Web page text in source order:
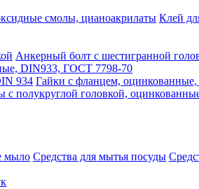
смолы, цианоакрилаты Клей
Анкерный болт с шестигранной
DIN933, ГОСТ 7798-70
934 Гайки с фланцем,
с полукруглой головкой,
мыло Средства для мытья посуды